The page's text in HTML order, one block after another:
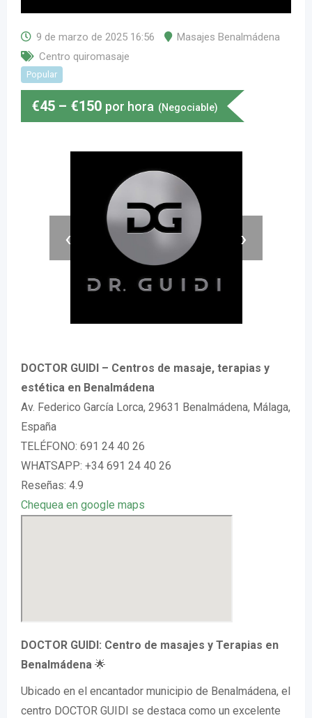
9 de marzo de 2025 16:56
Masajes Benalmádena
Centro quiromasaje
Popular
€45 – €150 por hora (Negociable)
‹ ›
DOCTOR GUIDI – Centros de masaje, terapias y
estética en Benalmádena
Av. Federico García Lorca, 29631 Benalmádena, Málaga,
España
TELÉFONO: 691 24 40 26
WHATSAPP: +34 691 24 40 26
Reseñas: 4.9
Chequea en google maps
DOCTOR GUIDI: Centro de masajes y Terapias en
Benalmádena 🌟
Ubicado en el encantador municipio de Benalmádena, el
centro DOCTOR GUIDI se destaca como un excelente